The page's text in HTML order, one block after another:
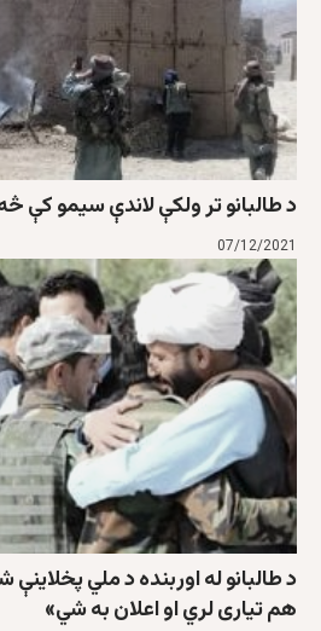
د طالبانو تر ولکې لاندې سیمو کې
07/12/2021
د طالبانو له اوربنده د ملي
هم تیاری لري او اعلان به شي»